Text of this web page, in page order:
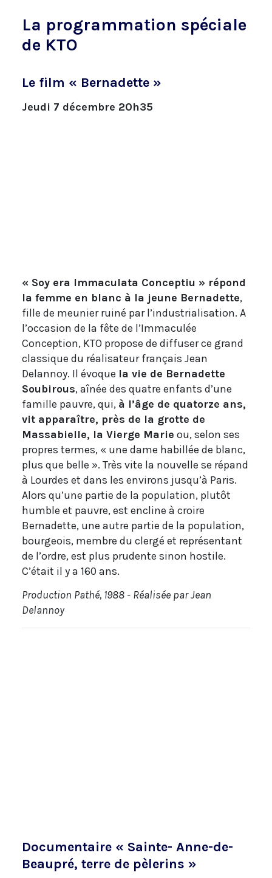
La programmation spéciale
de KTO
Le film « Bernadette »
Jeudi 7 décembre 20h35
« Soy era Immaculata Conceptiu » répond
la femme en blanc à la jeune Bernadette,
fille de meunier ruiné par l’industrialisation. A
l’occasion de la fête de l’Immaculée
Conception, KTO propose de diffuser ce grand
classique du réalisateur français Jean
Delannoy. Il évoque la vie de Bernadette
Soubirous, aînée des quatre enfants d’une
famille pauvre, qui, à l’âge de quatorze ans,
vit apparaître, près de la grotte de
Massabielle, la Vierge Marie ou, selon ses
propres termes, « une dame habillée de blanc,
plus que belle ». Très vite la nouvelle se répand
à Lourdes et dans les environs jusqu’à Paris.
Alors qu’une partie de la population, plutôt
humble et pauvre, est encline à croire
Bernadette, une autre partie de la population,
bourgeois, membre du clergé et représentant
de l’ordre, est plus prudente sinon hostile.
C’était il y a 160 ans.
Production Pathé, 1988 - Réalisée par Jean
Delannoy
Documentaire « Sainte- Anne-de-
Beaupré, terre de pèlerins »